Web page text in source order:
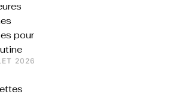
pour
2026